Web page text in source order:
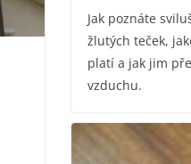
Jak poznáte
žlutých teček,
platí a jak jim
vzduchu.